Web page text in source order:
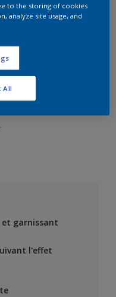
d’achats
garnissant
l'effet
to the storing of cookies
analyze site usage, and
All